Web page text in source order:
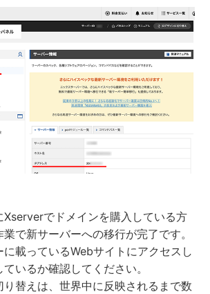
Xserverでドメインを購入している方
で新サーバーへの移行が完了です。
載っているWebサイトにアクセスし
いるか確認してください。
り替えは、世界中に反映されるまで数